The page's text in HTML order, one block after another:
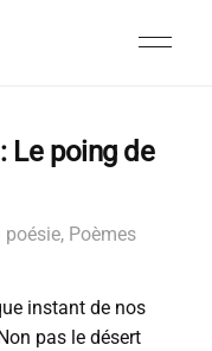
Le poing de
poésie, Poèmes
instant de nos
pas le désert